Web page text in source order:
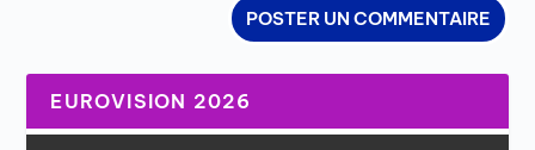
EUROVISION 2026